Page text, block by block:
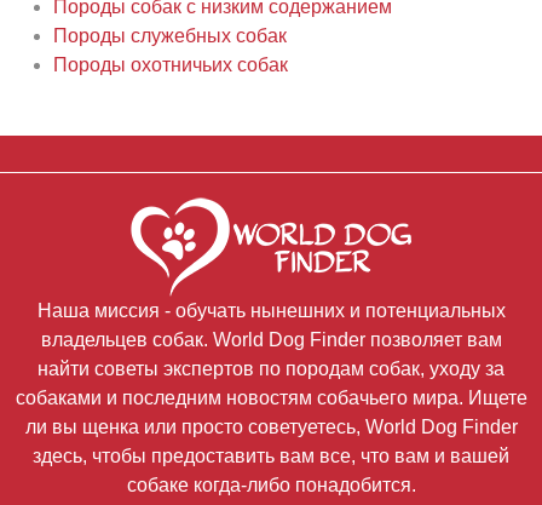
Породы собак с низким содержанием
Породы служебных собак
Породы охотничьих собак
Наша миссия - обучать нынешних и потенциальных
владельцев собак. World Dog Finder позволяет вам
найти советы экспертов по породам собак, уходу за
собаками и последним новостям собачьего мира. Ищете
ли вы щенка или просто советуетесь, World Dog Finder
здесь, чтобы предоставить вам все, что вам и вашей
собаке когда-либо понадобится.